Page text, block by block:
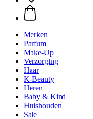
Merken
Parfum
Make-Up
Verzorging
Haar
K-Beauty
Heren
Baby & Kind
Huishouden
Sale